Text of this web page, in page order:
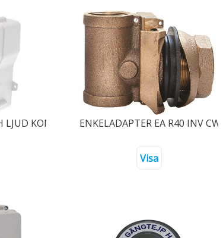
LJUD KOMPLETT MED VIPPA MOTVIKT OCH
ENKELADAPTER EA R40 INV
Visa